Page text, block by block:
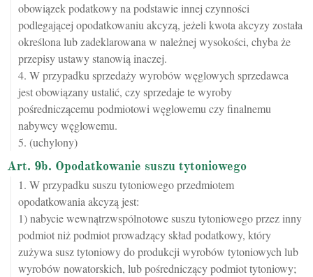
obowiązek podatkowy na podstawie innej czynności
podlegającej opodatkowaniu akcyzą, jeżeli kwota akcyzy została
określona lub zadeklarowana w należnej wysokości, chyba że
przepisy ustawy stanowią inaczej.
4. W przypadku sprzedaży wyrobów węglowych sprzedawca
jest obowiązany ustalić, czy sprzedaje te wyroby
pośredniczącemu podmiotowi węglowemu czy finalnemu
nabywcy węglowemu.
5. (uchylony)
Art. 9b. Opodatkowanie suszu tytoniowego
1. W przypadku suszu tytoniowego przedmiotem
opodatkowania akcyzą jest:
1) nabycie wewnątrzwspólnotowe suszu tytoniowego przez inny
podmiot niż podmiot prowadzący skład podatkowy, który
zużywa susz tytoniowy do produkcji wyrobów tytoniowych lub
wyrobów nowatorskich, lub pośredniczący podmiot tytoniowy;